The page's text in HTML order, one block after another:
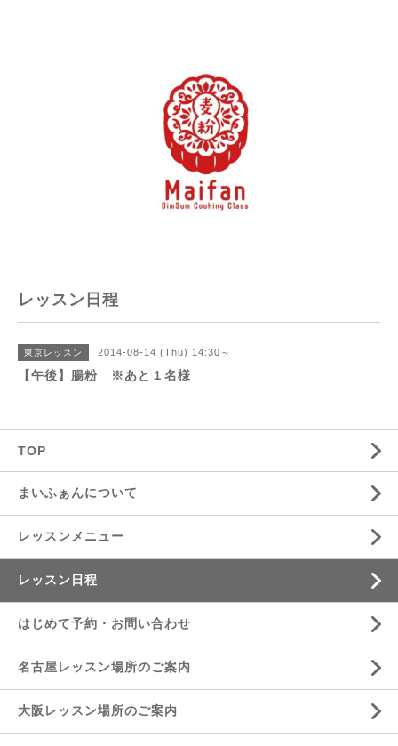
レッスン日程
東京レッスン 2014-08-14 (Thu) 14:30～
【午後】腸粉 ※あと１名様
TOP
まいふぁんについて
レッスンメニュー
レッスン日程
はじめて予約・お問い合わせ
名古屋レッスン場所のご案内
大阪レッスン場所のご案内